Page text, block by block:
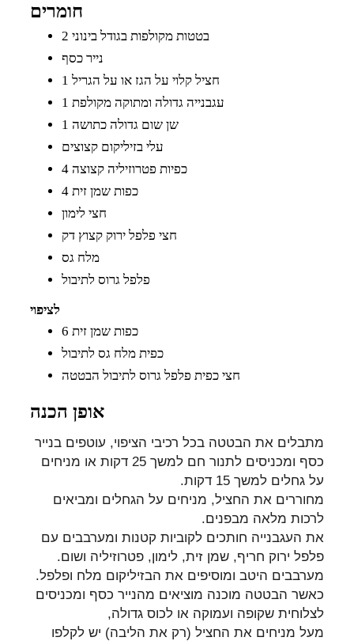
חומרים
2 בטטות מקולפות בגודל בינוני
נייר כסף
1 חציל קלוי על הגז או על הגריל
1 עגבנייה גדולה ומתוקה מקולפת
1 שן שום גדולה כתושה
עלי בזיליקום קצוצים
4 כפיות פטרוזיליה קצוצה
4 כפות שמן זית
חצי לימון
חצי פלפל ירוק קצוץ דק
מלח גס
פלפל גרוס לתיבול
לציפוי
6 כפות שמן זית
כפית מלח גס לתיבול
חצי כפית פלפל גרוס לתיבול הבטטה
אופן הכנה
מתבלים את הבטטה בכל רכיבי הציפוי, עוטפים בנייר
כסף ומכניסים לתנור חם למשך 25 דקות או מניחים
על גחלים למשך 15 דקות
.
מחוררים את החציל, מניחים על הגחלים ומביאים
לרכות מלאה מבפנים.
את העגבנייה חותכים לקוביות קטנות ומערבבים עם
פלפל ירוק חריף, שמן זית, לימון, פטרוזיליה ושום.
מערבבים היטב ומוסיפים את הבזיליקום מלח ופלפל.
כאשר הבטטה מוכנה מוציאים מהנייר כסף ומכניסים
לצלוחית שקופה ועמוקה או לכוס גדולה,
מעל מניחים את החציל (רק את הליבה) יש לקלפו